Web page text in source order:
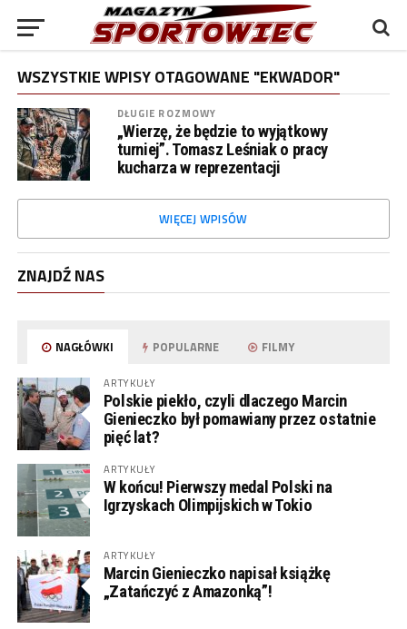
WSZYSTKIE WPISY OTAGOWANE "EKWADOR"
DŁUGIE ROZMOWY
„Wierzę, że będzie to wyjątkowy
turniej”. Tomasz Leśniak o pracy
kucharza w reprezentacji
WIĘCEJ WPISÓW
ZNAJDŹ NAS
NAGŁÓWKI POPULARNE FILMY
ARTYKUŁY
Polskie piekło, czyli dlaczego Marcin
Gienieczko był pomawiany przez ostatnie
pięć lat?
ARTYKUŁY
W końcu! Pierwszy medal Polski na
Igrzyskach Olimpijskich w Tokio
ARTYKUŁY
Marcin Gienieczko napisał książkę
„Zatańczyć z Amazonką”!